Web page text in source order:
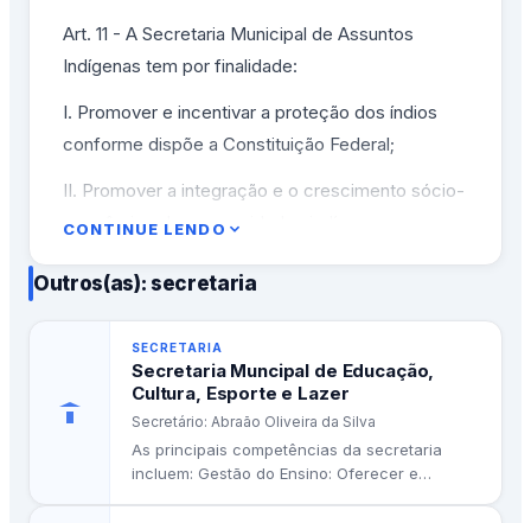
Art. 11 - A Secretaria Municipal de Assuntos
Indígenas tem por finalidade:
I. Promover e incentivar a proteção dos índios
conforme dispõe a Constituição Federal;
II. Promover a integração e o crescimento sócio-
econômico das comunidades indígenas,
III. Promover o desenvolvimento do eco-turismo
dando-lhes condições técnico-organizacionais
para coordenar essas atividades;
IV. Criar um Centro Cultural Indígena para
preservação e divulgação de suas lendas,
costumes, tradições, artesanato, culinária e
CONTINUE LENDO
Outros(as): secretaria
SECRETARIA
Secretaria Muncipal de Educação,
Cultura, Esporte e Lazer
Secretário: Abraão Oliveira da Silva
As principais competências da secretaria
incluem: Gestão do Ensino: Oferecer e